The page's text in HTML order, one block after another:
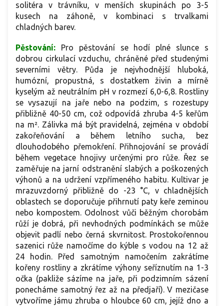
solitéra v trávníku, v menších skupinách po 3-5
kusech na záhoně, v kombinaci s trvalkami
chladných barev.
Pěstování: Pro pěstování se hodí plné slunce s
dobrou cirkulací vzduchu, chráněné před studenými
severními větry. Půda je nejvhodnější hluboká,
humózní, propustná, s dostatkem živin a mírně
kyselým až neutrálním pH v rozmezí 6,0-6,8. Rostliny
se vysazují na jaře nebo na podzim, s rozestupy
přibližně 40-50 cm, což odpovídá zhruba 4-5 keřům
na m². Zálivka má být pravidelná, zejména v období
zakořeňování a během letního sucha, bez
dlouhodobého přemokření. Přihnojování se provádí
během vegetace hnojivy určenými pro růže. Řez se
zaměřuje na jarní odstranění slabých a poškozených
výhonů a na udržení vzpřímeného habitu. Kultivar je
mrazuvzdorný přibližně do -23 °C, v chladnějších
oblastech se doporučuje přihrnutí paty keře zeminou
nebo kompostem. Odolnost vůči běžným chorobám
růží je dobrá, při nevhodných podmínkách se může
objevit padlí nebo černá skvrnitost. Prostokořennou
sazenici růže namočíme do kýble s vodou na 12 až
24 hodin. Před samotným namočením zakrátíme
kořeny rostliny a zkrátíme výhony seříznutím na 1-3
očka (pakliže sázíme na jaře, při podzimním sázení
ponecháme samotný řez až na předjaří). V mezičase
vytvoříme jámu zhruba o hloubce 60 cm, jejíž dno a